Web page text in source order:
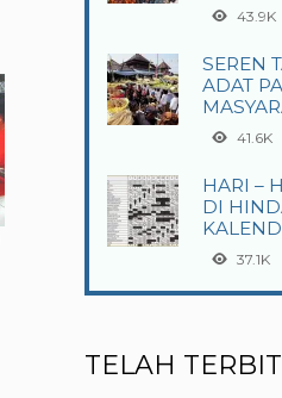
43.9K
SEREN
ADAT
41.6K
HARI –
DI
37.1K
TELAH